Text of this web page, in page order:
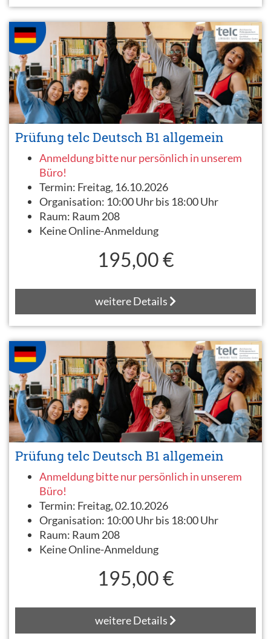
Prüfung telc Deutsch B1 allgemein
Anmeldung bitte nur persönlich in unserem
Büro!
Termin: Freitag, 16.10.2026
Organisation: 10:00 Uhr bis 18:00 Uhr
Raum: Raum 208
Keine Online-Anmeldung
195,00 €
weitere Details
Prüfung telc Deutsch B1 allgemein
Anmeldung bitte nur persönlich in unserem
Büro!
Termin: Freitag, 02.10.2026
Organisation: 10:00 Uhr bis 18:00 Uhr
Raum: Raum 208
Keine Online-Anmeldung
195,00 €
weitere Details